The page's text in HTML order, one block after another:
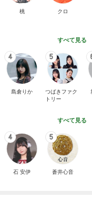
桃 クロ
すべて見る
4
島倉りか
5
つばきファク
トリー
すべて見る
4
石 安伊
5
蒼井心音